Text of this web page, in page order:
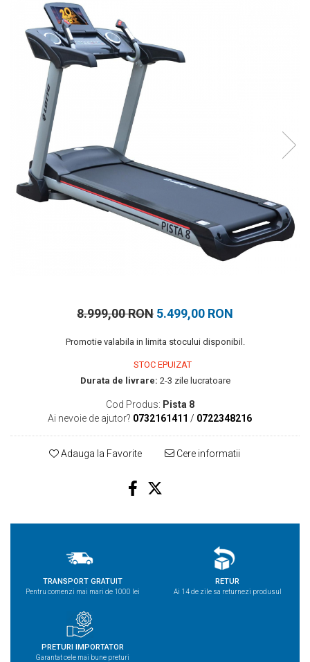
Accesorii inot
Genti si rucsacuri
Tricouri, pantaloni, bluze
Costume profesionale inot
8.999,00 RON 5.499,00 RON
Promotie valabila in limita stocului disponibil.
STOC EPUIZAT
Durata de livrare: 2-3 zile lucratoare
Cod Produs: Pista 8
Ai nevoie de ajutor? 0732161411 / 0722348216
Adauga la Favorite Cere informatii
TRANSPORT GRATUIT
Pentru comenzi mai mari de 1000 lei
RETUR
Ai 14 de zile sa returnezi produsul
PRETURI IMPORTATOR
Garantat cele mai bune preturi